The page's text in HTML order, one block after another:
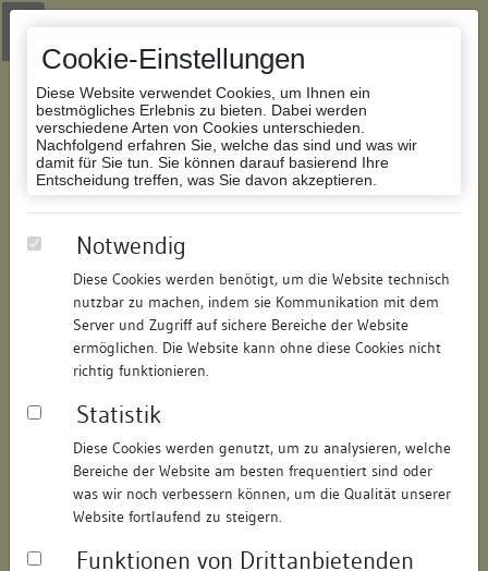
Cookie-Einstellungen
Diese Website verwendet Cookies, um Ihnen ein
bestmögliches Erlebnis zu bieten. Dabei werden
verschiedene Arten von Cookies unterschieden.
Nachfolgend erfahren Sie, welche das sind und was wir
damit für Sie tun. Sie können darauf basierend Ihre
Entscheidung treffen, was Sie davon akzeptieren.
Notwendig
Diese Cookies werden benötigt, um die Website technisch
nutzbar zu machen, indem sie Kommunikation mit dem
Server und Zugriff auf sichere Bereiche der Website
ermöglichen. Die Website kann ohne diese Cookies nicht
richtig funktionieren.
Statistik
Diese Cookies werden genutzt, um zu analysieren, welche
Bereiche der Website am besten frequentiert sind oder
was wir noch verbessern können, um die Qualität unserer
Website fortlaufend zu steigern.
Funktionen von Drittanbietenden
Zur Navigation springen
Zum Inhalt der Website springen
Datenbank Bauforschung/Restaurierung
198959093515/Datum:12.03.2021
Datenbestand:
Bauforschung und Restaurierung
Als PDF herunterladen:
Objektdaten
Straße: Kaiserstraße
Hausnummer: 31
Postleitzahl: 79761